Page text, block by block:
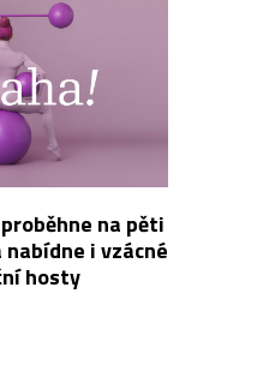
na pěti
i vzácné
hosty